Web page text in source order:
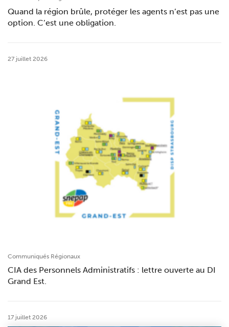
Quand la région brûle, protéger les agents n’est pas une
option. C’est une obligation.
27 juillet 2026
Communiqués Régionaux
CIA des Personnels Administratifs : lettre ouverte au DI
Grand Est.
17 juillet 2026